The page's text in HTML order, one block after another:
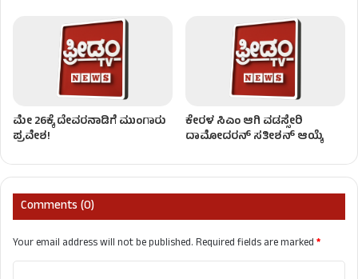
ಮೇ 26ಕ್ಕೆ ದೇವರನಾಡಿಗೆ ಮುಂಗಾರು
ಪ್ರವೇಶ!
ಕೇರಳ ಸಿಎಂ ಆಗಿ ವಡಸ್ಸೇರಿ
ದಾಮೋದರನ್ ಸತೀಶನ್ ಆಯ್ಕೆ
Comments (0)
Your email address will not be published.Required fields are marked*